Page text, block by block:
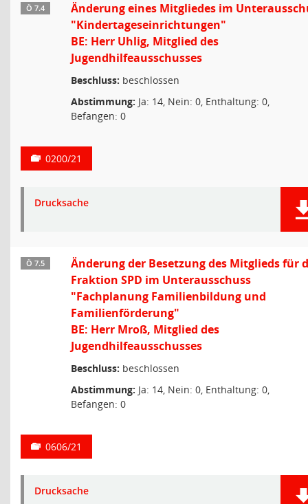
Ö 7.4
Änderung eines Mitgliedes im
"Kindertageseinrichtungen"
BE: Herr Uhlig, Mitglied des
Jugendhilfeausschusses
Beschluss: beschlossen
Abstimmung: Ja: 14, Nein: 0, Enthaltung: 0,
Befangen: 0
0200/21
Drucksache
Ö 7.5
Änderung der Besetzung des Mitglieds für
Fraktion SPD im Unterausschuss
"Fachplanung Familienbildung und
Familienförderung"
BE: Herr Mroß, Mitglied des
Jugendhilfeausschusses
Beschluss: beschlossen
Abstimmung: Ja: 14, Nein: 0, Enthaltung: 0,
Befangen: 0
0606/21
Drucksache